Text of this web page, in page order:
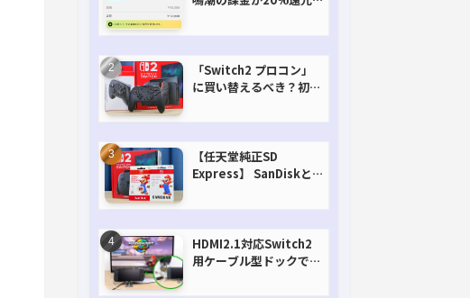
「Switch2 プロコン」
に買い替えるべき？初代
【任天堂純正SD
Express】 SanDiskと
HDMI2.1対応Switch2
用ケーブル型ドックで省